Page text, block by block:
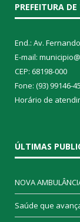
PREFEITURA
End.: Av.
E-mail:
CEP: 68198-000
Fone: (93) 99146-
Horário de
ÚLTIMAS
NOVA
Saúde que